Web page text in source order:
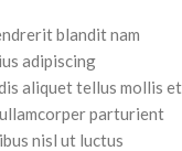
blandit nam
adipiscing
aliquet tellus mollis et
parturient
nisl ut luctus